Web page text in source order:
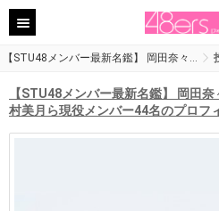
【STU48メンバー最新名鑑】 岡田奈々…
【STU48メンバー最新名鑑】 岡田
村美月ら現役メンバー44名のプロフ